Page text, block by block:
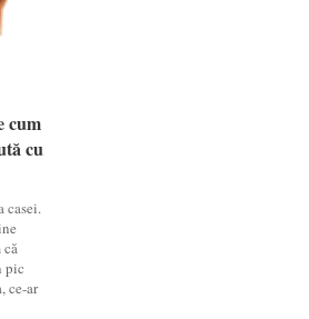
cum
cu
casei.
că
pic
ce-ar
cum
cu